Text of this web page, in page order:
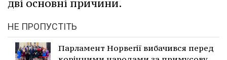
дві основні причини.
НЕ ПРОПУСТІТЬ
Парламент Норвегії вибачився перед